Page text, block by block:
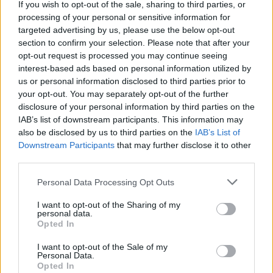
If you wish to opt-out of the sale, sharing to third parties, or
processing of your personal or sensitive information for
targeted advertising by us, please use the below opt-out
section to confirm your selection. Please note that after your
opt-out request is processed you may continue seeing
interest-based ads based on personal information utilized by
us or personal information disclosed to third parties prior to
your opt-out. You may separately opt-out of the further
disclosure of your personal information by third parties on the
IAB’s list of downstream participants. This information may
also be disclosed by us to third parties on the IAB’s List of
Downstream Participants that may further disclose it to other
Please note that this website/app uses one or more Google
not limited to your visit or usage behaviour. You may click to
grant or deny consent to Google and its third-party tags to
use your data for below specified purposes in below Google
consent section.
Personal Data Processing Opt Outs
I want to opt-out of the Sharing of my
personal data.
Opted In
I want to opt-out of the Sale of my
Personal Data.
Opted In
Viber: +306909196125
Στείλε μήνυμα στο Viber
Ακολουθήστε μας για όλες τιςειδήσειςστο Bing News
και το Google News